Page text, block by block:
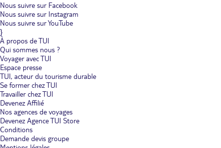
Nous suivre sur Facebook
Nous suivre sur Instagram
Nous suivre sur YouTube
}
À propos de TUI
Qui sommes nous ?
Voyager avec TUI
Espace presse
TUI, acteur du tourisme durable
Se former chez TUI
Travailler chez TUI
Devenez Affilié
Nos agences de voyages
Devenez Agence TUI Store
Conditions
Demande devis groupe